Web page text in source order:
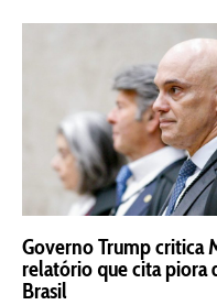
Governo Trump critica
relatório que cita piora
Brasil